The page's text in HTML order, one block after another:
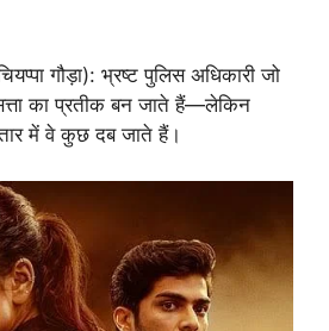
गौड़ा): भ्रष्ट पुलिस अधिकारी जो
का प्रतीक बन जाते हैं—लेकिन
में वे कुछ दब जाते हैं।